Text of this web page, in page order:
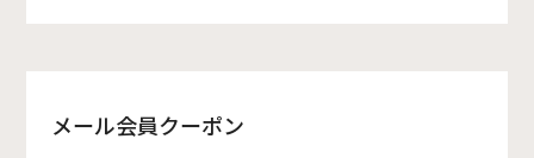
メール会員クーポン